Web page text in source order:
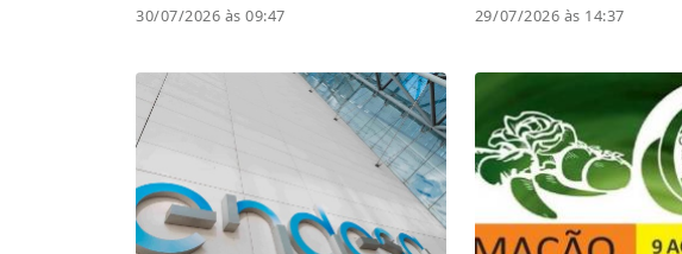
30/07/2026 às 09:47 29/07/2026 às 14:37